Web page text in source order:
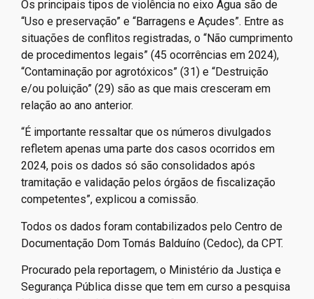
legais de garantia de políticas públicas aos povos e
comunidades.
Os principais tipos de violência no eixo Água são de
“Uso e preservação” e “Barragens e Açudes”. Entre as
situações de conflitos registradas, o “Não cumprimento
de procedimentos legais” (45 ocorrências em 2024),
“Contaminação por agrotóxicos” (31) e “Destruição
e/ou poluição” (29) são as que mais cresceram em
relação ao ano anterior.
“É importante ressaltar que os números divulgados
refletem apenas uma parte dos casos ocorridos em
tramitação e validação pelos órgãos de fiscalização
competentes”, explicou a comissão.
Todos os dados foram contabilizados pelo Centro de
Documentação Dom Tomás Balduíno (Cedoc), da CPT.